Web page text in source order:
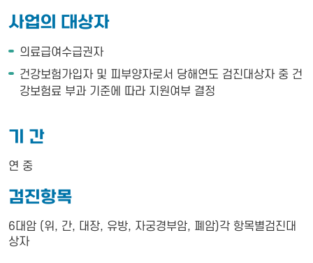
사업의 대상자
의료급여수급권자
건강보험가입자 및 피부양자로서 당해연도 검진대상자 중 건
강보험료 부과 기준에 따라 지원여부 결정
기 간
연 중
검진항목
6대암 (위, 간, 대장, 유방, 자궁경부암, 폐암)각 항목별검진대
상자